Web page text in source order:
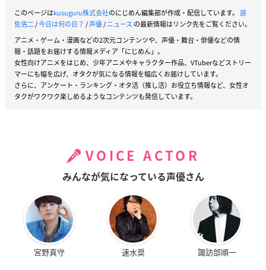
このページはkusuguru株式会社のにじめん編集部が作成・配信しています。 遊
佐浩二/今日は何の日？ /声優/ニュース の最新情報はリンク先をご覧ください。
アニメ・ゲーム・漫画などの2次元コンテンツや、声優・舞台・俳優などの情
報・話題をお届けする情報メディア「にじめん」。
女性向けアニメをはじめ、少年アニメやキャラクター作品、VTuberなどストリー
マーにも幅を広げ、オタクが気になる情報を幅広くお届けしています。
さらに、アンケート・ランキング・オタ活（推し活）お役立ち情報など、女性オ
タクがワクワク楽しめるようなコンテンツも発信しています。
VOICE ACTOR
みんなが気になっている声優さん
宮野真守 速水奨 諏訪部順一